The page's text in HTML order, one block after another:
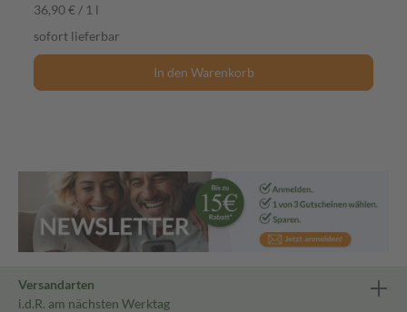
36,90 € / 1 l
sofort lieferbar
In den Warenkorb
Versandarten
i.d.R. am nächsten Werktag